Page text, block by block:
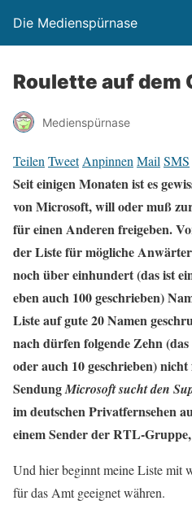
Die Medienspürnase
Roulette auf dem
Medienspürnase
Teilen Tweet Anpinnen Mail SMS
Seit einigen Monaten ist es
von Microsoft, will oder muß
für einen Anderen freigeben.
der Liste für mögliche
noch über einhundert (das ist
eben auch 100 geschrieben)
Liste auf gute 20 Namen
nach dürfen folgende Zehn
oder auch 10 geschrieben)
SendungMicrosoft sucht den
im deutschen Privatfernsehen
einem Sender der RTL-
Und hier beginnt meine Liste mit
für das Amt geeignet währen.